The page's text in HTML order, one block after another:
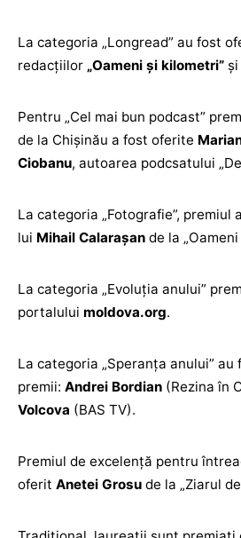
La categoria „Longread” au fost
redacțiilor „Oameni și kilometri” și
Pentru „Cel mai bun podcast”
de la Chișinău a fost oferite
Ciobanu, autoarea podcsatului
La categoria „Fotografie”, premiul
lui Mihail Calarașan de la
La categoria „Evoluția anului”
portalului moldova.org.
La categoria „Speranța anului”
premii: Andrei Bordian (Rezina în
Volcova (BAS TV).
Premiul de excelență pentru
oferit Anetei Grosu de la „Ziarul